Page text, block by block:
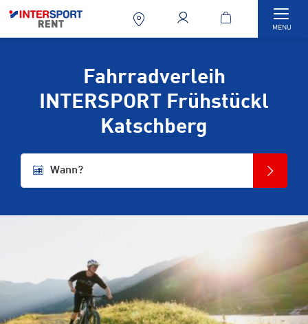
MENU
Fahrradverleih
INTERSPORT Frühstückl
Katschberg
Wann?